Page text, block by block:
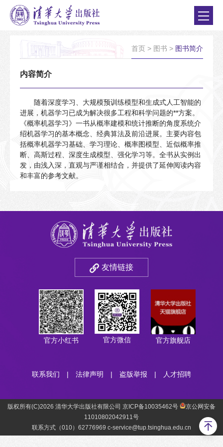
首页 > 图书 > 图书简介
内容简介
随着深度学习、大规模预训练模型和生成式人工智能的
进展，机器学习已成为解决很多工程和科学问题的**方案。
《概率机器学习》一书从概率建模和统计推断的角度系统介
绍机器学习的基本概念、经典算法及前沿进展。主要内容包
括概率机器学习基础、学习理论、概率图模型、近似概率推
断、高斯过程、深度生成模型、强化学习等。全书从实例出
发，由浅入深，直观与严谨相结合，并提供了延伸阅读内容
和丰富的参考文献。
友情链接
官方小红书 官方微信 官方旗舰店
联系我们 | 法律声明 | 盗版举报 | 人才招聘
版权所有(C)2026 清华大学出版社有限公司 京ICP备10035462号
京公网安备
11010802042911号
联系方式（010）62776969 c-service@tup.tsinghua.edu.cn